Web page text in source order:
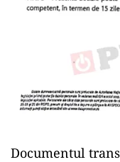
Documentul